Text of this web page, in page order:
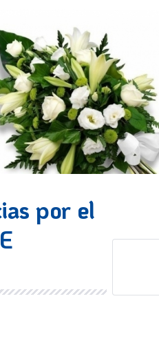
por el